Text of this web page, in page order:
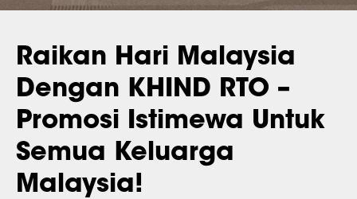
Raikan Hari Malaysia
Dengan KHIND RTO –
Promosi Istimewa Untuk
Semua Keluarga
Malaysia!